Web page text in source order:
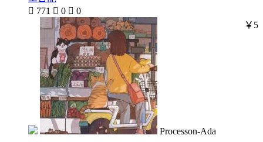
 771  0  0
Processon-Ada
￥5